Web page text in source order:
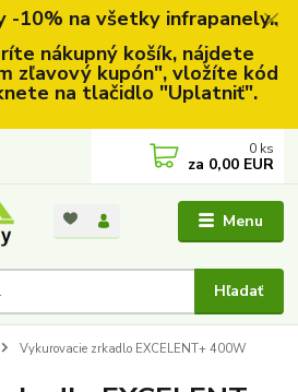
-10% na všetky infrapanely..
nákupný košík, nájdete
zľavový kupón", vložíte kód
na tlačidlo "Uplatniť".
Menu
Hľadať
0 ks
za 0,00 EUR
Vykurovacie zrkadlo EXCELENT+ 400W